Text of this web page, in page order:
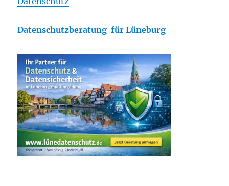
Datenschutzberatung für Lüneburg